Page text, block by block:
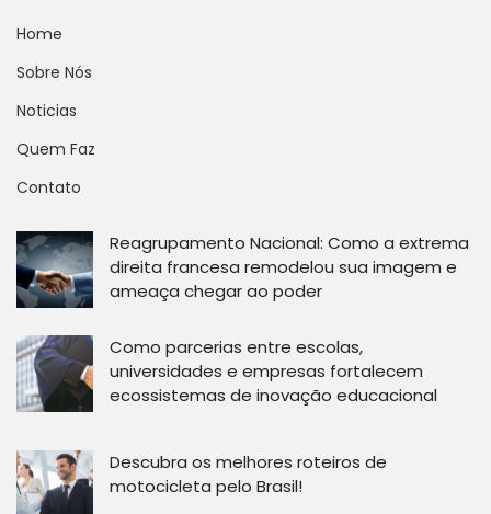
Home
Sobre Nós
Noticias
Quem Faz
Contato
Reagrupamento Nacional: Como a extrema
direita francesa remodelou sua imagem e
ameaça chegar ao poder
Como parcerias entre escolas,
universidades e empresas fortalecem
ecossistemas de inovação educacional
Descubra os melhores roteiros de
motocicleta pelo Brasil!